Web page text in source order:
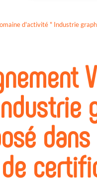
d'activité " Industrie
de